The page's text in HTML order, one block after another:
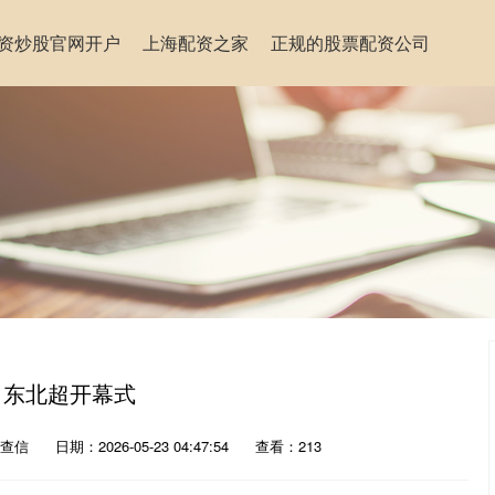
炒股官网开户 上海配资之家 正规的股票配资公司
北超开幕式
信 日期：2026-05-23 04:47:54 查看：213